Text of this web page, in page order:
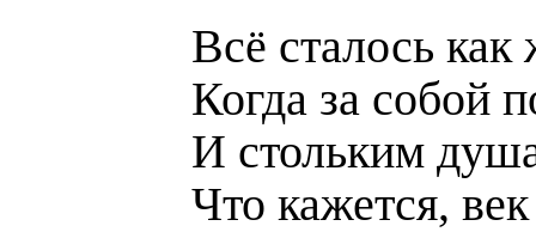
Всё сталось
Когда за собой
И стольким
Что кажется,